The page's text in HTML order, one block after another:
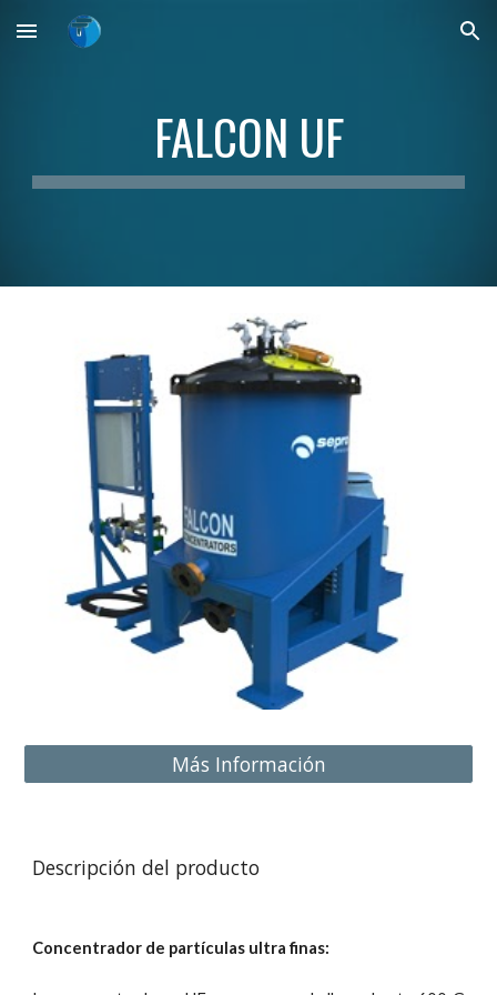
Skip to main content Skip to navigation
FALCON UF
Más Información
Descripción del producto
Concentrador de partículas ultra finas: